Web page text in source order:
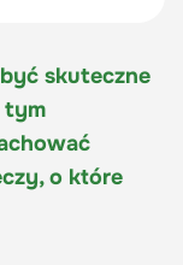
skuteczne
tym
o które